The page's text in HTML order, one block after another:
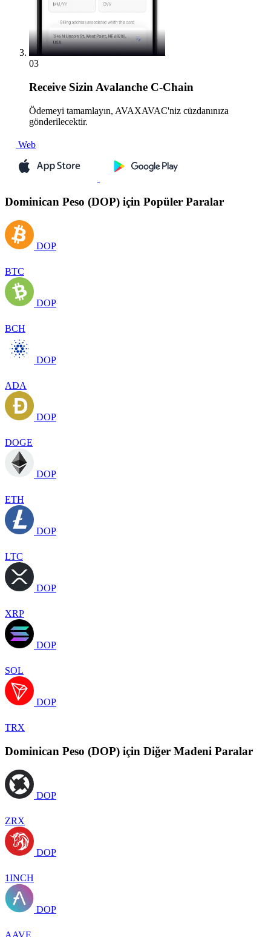
03
Receive Sizin Avalanche C-Chain
Ödemeyi tamamlayın, AVAXAVAC'niz cüzdanınıza
gönderilecektir.
Web
Dominican Peso (DOP) için Popüler Paralar
DOP
BTC
DOP
BCH
DOP
ADA
DOP
DOGE
DOP
ETH
DOP
LTC
DOP
XRP
DOP
SOL
DOP
TRX
Dominican Peso (DOP) için Diğer Madeni Paralar
DOP
ZRX
DOP
1INCH
DOP
AAVE